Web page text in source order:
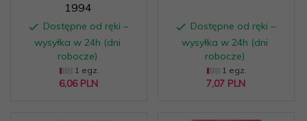
1994
Dostępne od ręki –
wysyłka w 24h (dni
robocze)
1 egz.
6,06 PLN
Dostępne od ręki –
wysyłka w 24h (dni
robocze)
1 egz.
7,07 PLN